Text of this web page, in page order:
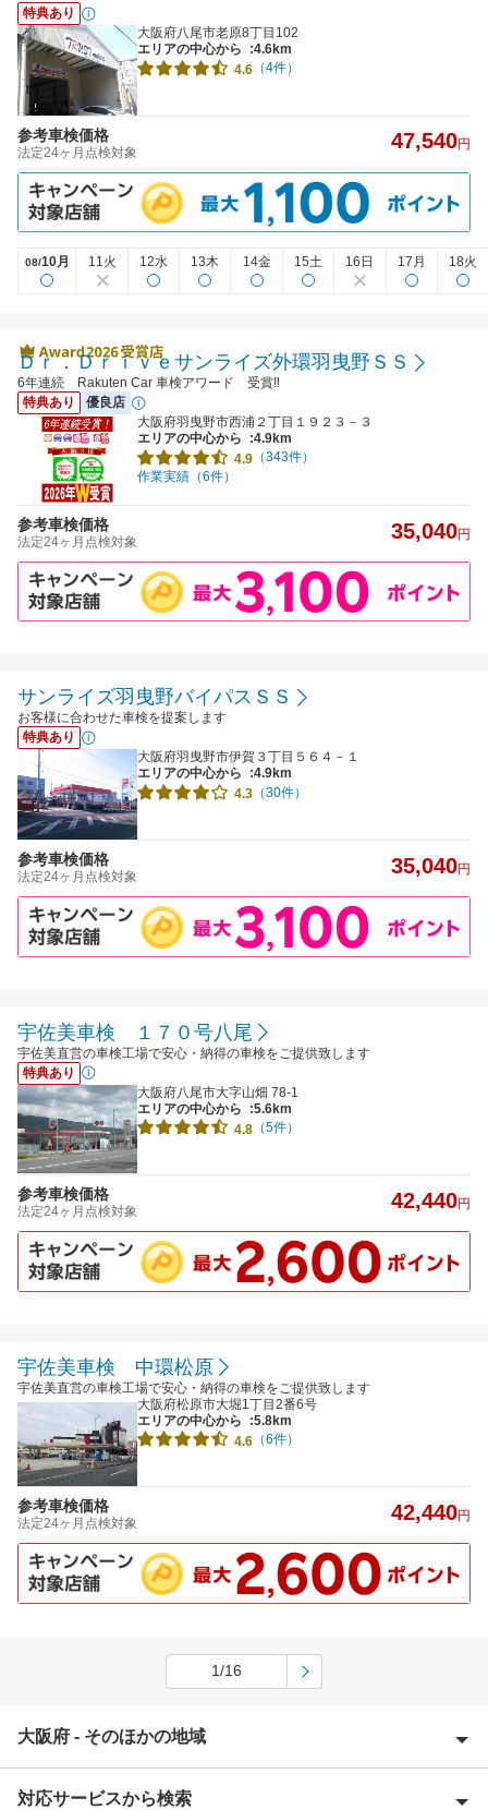
特典あり
大阪府八尾市老原8丁目102
エリアの中心から
:4.6km
4.6 （4件）
参考車検価格
法定24ヶ月点検対象 47,540円
08/10月 11火 12水 13木 14金 15土 16日 17月 18火
Ｄｒ．Ｄｒｉｖｅサンライズ外環羽曳野ＳＳ
6年連続 Rakuten Car 車検アワード 受賞‼
特典あり
優良店
大阪府羽曳野市西浦２丁目１９２３－３
エリアの中心から
:4.9km
4.9 （343件）
作業実績（6件）
参考車検価格
法定24ヶ月点検対象 35,040円
サンライズ羽曳野バイパスＳＳ
お客様に合わせた車検を提案します
特典あり
大阪府羽曳野市伊賀３丁目５６４－１
エリアの中心から
:4.9km
4.3 （30件）
参考車検価格
法定24ヶ月点検対象 35,040円
宇佐美車検 １７０号八尾
宇佐美直営の車検工場で安心・納得の車検をご提供致します
特典あり
大阪府八尾市大字山畑 78-1
エリアの中心から
:5.6km
4.8 （5件）
参考車検価格
法定24ヶ月点検対象 42,440円
宇佐美車検 中環松原
宇佐美直営の車検工場で安心・納得の車検をご提供致します
大阪府松原市大堀1丁目2番6号
エリアの中心から
:5.8km
4.6 （6件）
参考車検価格
法定24ヶ月点検対象 42,440円
1/16
大阪府 - そのほかの地域
池田市
対応サービスから検索